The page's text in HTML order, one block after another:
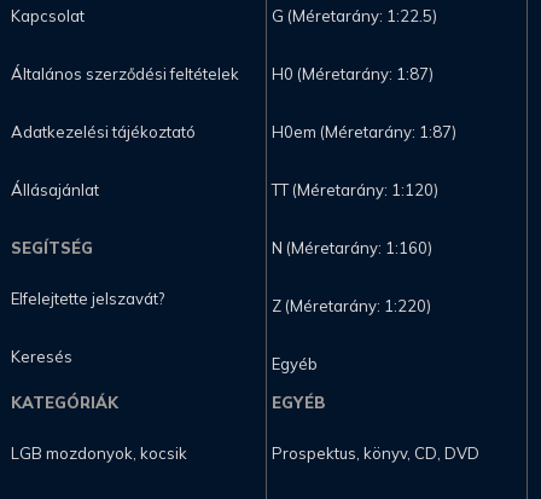
Kapcsolat
Általános szerződési feltételek
Adatkezelési tájékoztató
Állásajánlat
SEGÍTSÉG
Elfelejtette jelszavát?
Keresés
G (Méretarány: 1:22.5)
H0 (Méretarány: 1:87)
H0em (Méretarány: 1:87)
TT (Méretarány: 1:120)
N (Méretarány: 1:160)
Z (Méretarány: 1:220)
Egyéb
KATEGÓRIÁK
LGB mozdonyok, kocsik
EGYÉB
Prospektus, könyv, CD, DVD